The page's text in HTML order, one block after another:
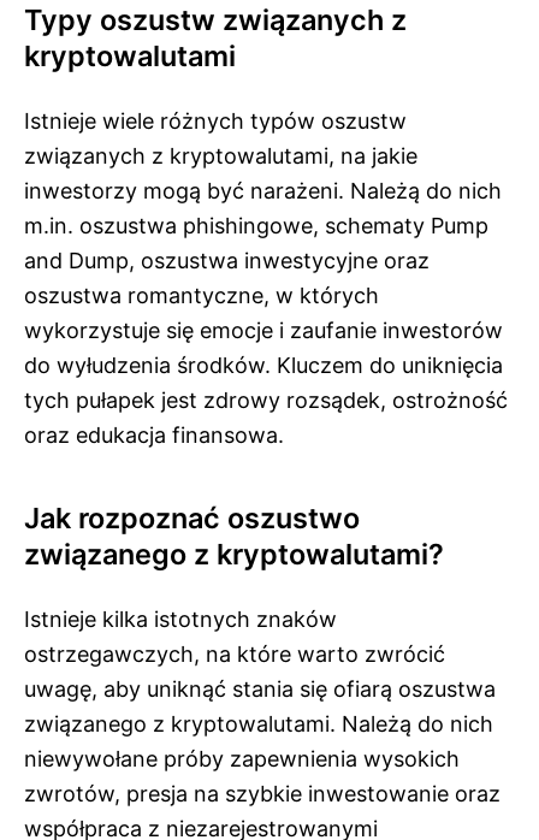
Typy oszustw związanych z
kryptowalutami
Istnieje wiele różnych typów oszustw
związanych z kryptowalutami, na jakie
inwestorzy mogą być narażeni. Należą do nich
m.in. oszustwa phishingowe, schematy Pump
and Dump, oszustwa inwestycyjne oraz
oszustwa romantyczne, w których
wykorzystuje się emocje i zaufanie inwestorów
do wyłudzenia środków. Kluczem do uniknięcia
tych pułapek jest zdrowy rozsądek, ostrożność
oraz edukacja finansowa.
Jak rozpoznać oszustwo
związanego z kryptowalutami?
Istnieje kilka istotnych znaków
ostrzegawczych, na które warto zwrócić
uwagę, aby uniknąć stania się ofiarą oszustwa
związanego z kryptowalutami. Należą do nich
niewywołane próby zapewnienia wysokich
zwrotów, presja na szybkie inwestowanie oraz
współpraca z niezarejestrowanymi